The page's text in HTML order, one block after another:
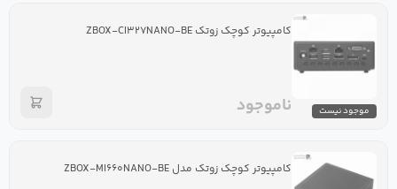
موجود نیست
کامپیوتر کوچک زوتک ZBOX-CI۳۲۷NANO-BE
ناموجود
کامپیوتر کوچک زوتک مدل ZBOX-MI۶۶۰NANO-BE